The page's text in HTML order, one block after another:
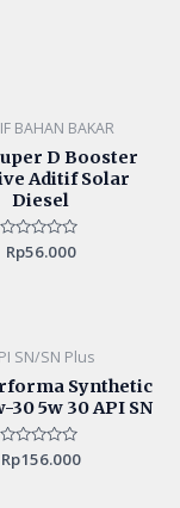
BAHAN BAKAR
D Booster
Aditif Solar
Diesel
Rated
0
Rp56.000
SN/SN Plus
Synthetic
30 5w 30 API SN
Rated
0
Rp156.000